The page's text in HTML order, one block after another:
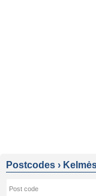
Postcodes ›